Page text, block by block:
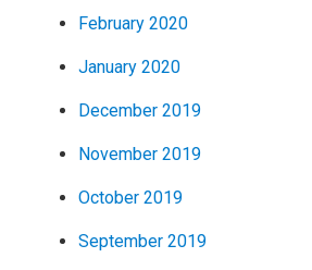
February 2020
January 2020
December 2019
November 2019
October 2019
September 2019